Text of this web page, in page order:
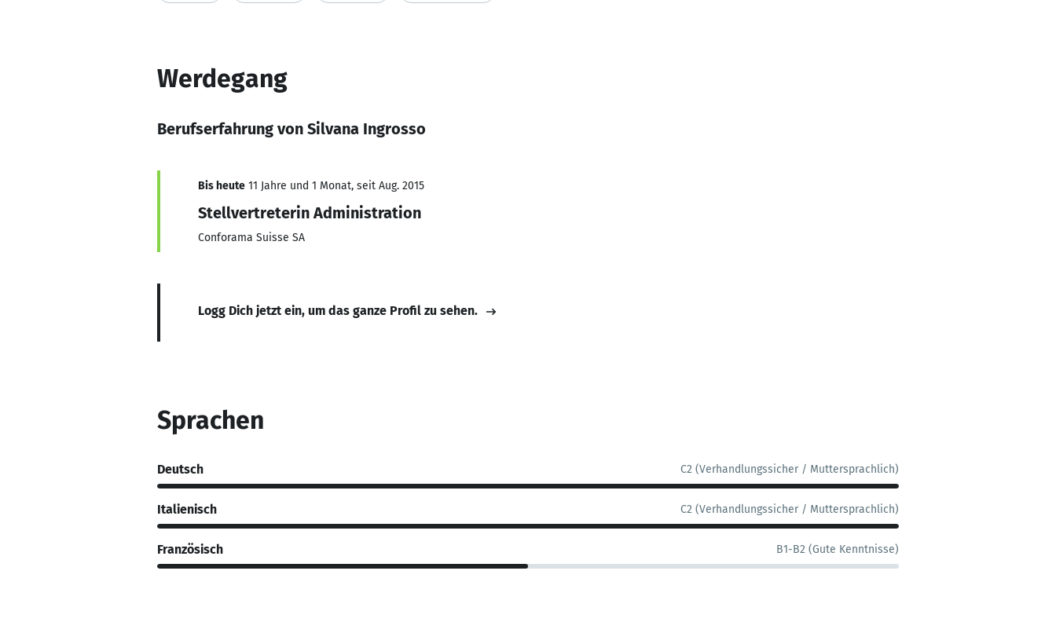
Werdegang
Berufserfahrung von Silvana Ingrosso
Bis heute 11 Jahre und 1 Monat, seit Aug. 2015
Stellvertreterin Administration
Conforama Suisse SA
Logg Dich jetzt ein, um das ganze Profil zu sehen.
Sprachen
Deutsch C2 (Verhandlungssicher / Muttersprachlich)
Italienisch C2 (Verhandlungssicher / Muttersprachlich)
Französisch B1-B2 (Gute Kenntnisse)